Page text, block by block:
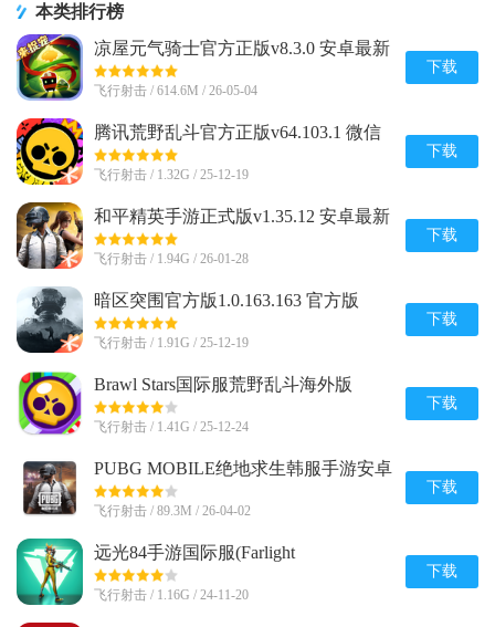
本类排行榜
凉屋元气骑士官方正版v8.3.0 安卓最新
版
飞行射击 / 614.6M / 26-05-04
下载
腾讯荒野乱斗官方正版v64.103.1 微信
qq登录版
飞行射击 / 1.32G / 25-12-19
下载
和平精英手游正式版v1.35.12 安卓最新
版
飞行射击 / 1.94G / 26-01-28
下载
暗区突围官方版1.0.163.163 官方版
飞行射击 / 1.91G / 25-12-19
下载
Brawl Stars国际服荒野乱斗海外版
v65.165 新赛季版
飞行射击 / 1.41G / 25-12-24
下载
PUBG MOBILE绝地求生韩服手游安卓
版v4.3.0 官方直装版
飞行射击 / 89.3M / 26-04-02
下载
远光84手游国际服(Farlight
84)2.6.2.3.1064316 最新完整版
飞行射击 / 1.16G / 24-11-20
下载